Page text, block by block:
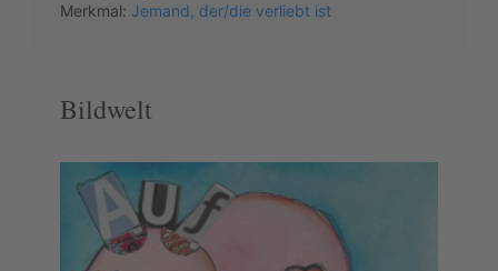
Merkmal: Jemand, der/die verliebt ist
Bildwelt